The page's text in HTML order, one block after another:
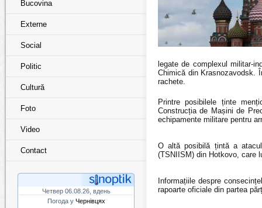
Bucovina
Externe
Social
Politic
Cultură
Foto
Video
Contact
Четвер 06.08.26, вдень
Погода у Чернівцях
legate de complexul militar-
Chimică din Krasnozavodsk.
rachete.
Printre posibilele ținte
Construcția de Mașini de
echipamente militare pentru
O altă posibilă țintă a
(TSNIISM) din Hotkovo, care
Informațiile despre
rapoarte oficiale din partea